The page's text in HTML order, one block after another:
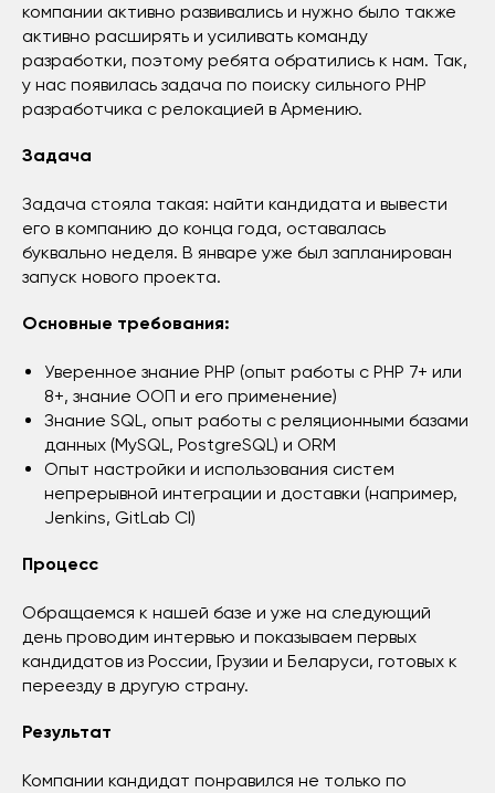
компании активно развивались и нужно было также
активно расширять и усиливать команду
разработки, поэтому ребята обратились к нам. Так,
у нас появилась задача по поиску сильного PHP
разработчика с релокацией в Армению.
Задача
Задача стояла такая: найти кандидата и вывести
его в компанию до конца года, оставалась
буквально неделя. В январе уже был запланирован
запуск нового проекта.
Основные требования:
Уверенное знание PHP (опыт работы с PHP 7+ или
8+, знание ООП и его применение)
Знание SQL, опыт работы с реляционными базами
данных (MySQL, PostgreSQL) и ORM
Опыт настройки и использования систем
непрерывной интеграции и доставки (например,
Jenkins, GitLab CI)
Процесс
Обращаемся к нашей базе и уже на следующий
день проводим интервью и показываем первых
кандидатов из России, Грузии и Беларуси, готовых к
переезду в другую страну.
Результат
Компании кандидат понравился не только по